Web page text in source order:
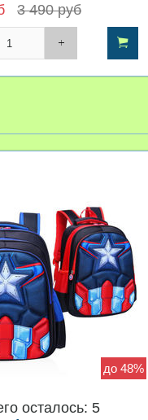
3 490 руб
до 48%
осталось: 5